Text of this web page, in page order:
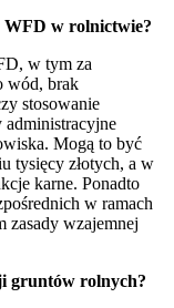
WFD w rolnictwie?
w tym za
wód, brak
stosowanie
Mogą to być
tysięcy złotych, a w
karne. Ponadto
w ramach
zasady wzajemnej
gruntów rolnych?